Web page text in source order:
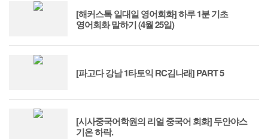
[해커스톡 일대일 영어회화] 하루 1분 기초
영어회화 말하기 (4월 25일)
[파고다 강남 1타토익 RC김나래] PART 5
[시사중국어학원의 리얼 중국어 회화] 두안야스
기온 하락.